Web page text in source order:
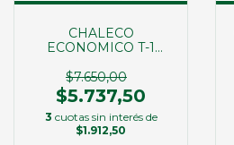
CHALECO
ECONOMICO T-1
$7.650,00
$5.737,50
3 cuotas sin interés de
$1.912,50